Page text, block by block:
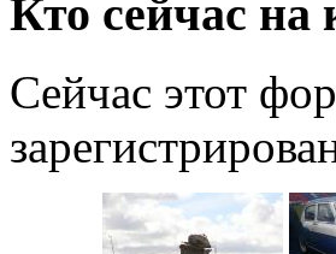
Кто сейчас
Сейчас этот